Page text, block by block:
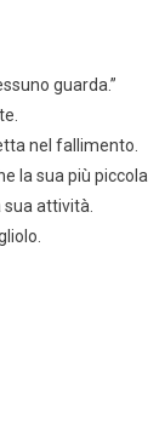
guarda.”
nel fallimento.
la sua più piccola
attività.